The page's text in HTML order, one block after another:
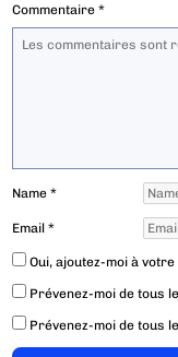
Commentaire*
Name*
Email*
Oui, ajoutez-moi à
Prévenez-moi de tous
Prévenez-moi de tous